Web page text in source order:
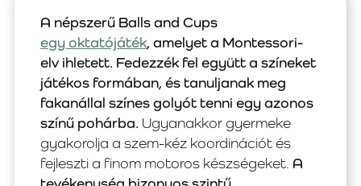
A népszerű Balls and Cups
egy oktatójáték, amelyet a Montessori-
elv ihletett. Fedezzék fel együtt a színeket
játékos formában, és tanuljanak meg
fakanállal színes golyót tenni egy azonos
színű pohárba. Ugyanakkor gyermeke
gyakorolja a szem-kéz koordinációt és
fejleszti a finom motoros készségeket. A